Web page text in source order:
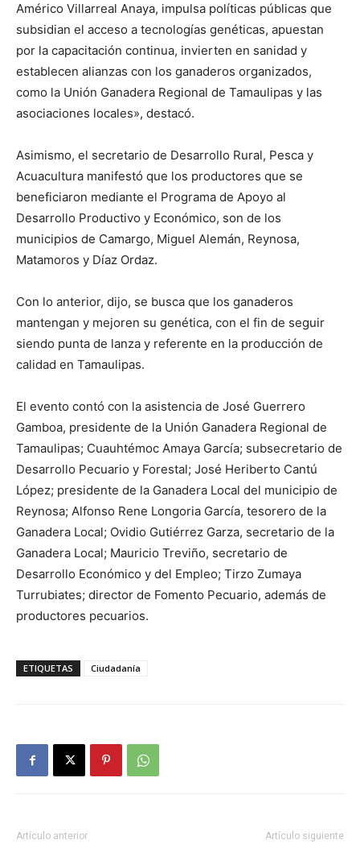
Américo Villarreal Anaya, impulsa políticas públicas que
subsidian el acceso a tecnologías genéticas, apuestan
por la capacitación continua, invierten en sanidad y
establecen alianzas con los ganaderos organizados,
como la Unión Ganadera Regional de Tamaulipas y las
asociaciones locales», destacó.
Asimismo, el secretario de Desarrollo Rural, Pesca y
Acuacultura manifestó que los productores que se
beneficiaron mediante el Programa de Apoyo al
Desarrollo Productivo y Económico, son de los
municipios de Camargo, Miguel Alemán, Reynosa,
Matamoros y Díaz Ordaz.
Con lo anterior, dijo, se busca que los ganaderos
mantengan y mejoren su genética, con el fin de seguir
siendo punta de lanza y referente en la producción de
calidad en Tamaulipas.
El evento contó con la asistencia de José Guerrero
Gamboa, presidente de la Unión Ganadera Regional de
Tamaulipas; Cuauhtémoc Amaya García; subsecretario de
Desarrollo Pecuario y Forestal; José Heriberto Cantú
López; presidente de la Ganadera Local del municipio de
Reynosa; Alfonso Rene Longoria García, tesorero de la
Ganadera Local; Ovidio Gutiérrez Garza, secretario de la
Ganadera Local; Mauricio Treviño, secretario de
Desarrollo Económico y del Empleo; Tirzo Zumaya
Turrubiates; director de Fomento Pecuario, además de
productores pecuarios.
ETIQUETAS Ciudadanía
Artículo anterior Artículo siguiente